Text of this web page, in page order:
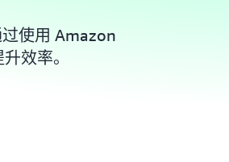
使用 Amazon
效率。